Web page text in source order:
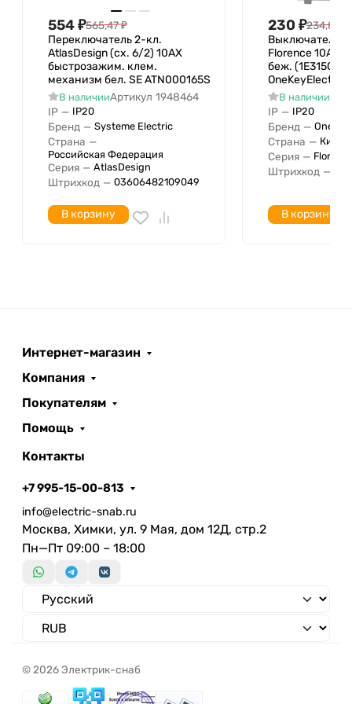
защиты IP
Ширина устройства
Высота устройства
Глубина устройства
40 мм
Беспроводная локальная
сеть
С полем для надписи
Функция подсветки
Количество модулей
Минимальная глубина
554₽565,47₽
Переключатель 2-кл.
AtlasDesign (сх. 6/2) 10AX
быстрозажим. клем.
механизм бел. SE ATN000165S
В наличииАртикул 1948464
IP — IP20
Бренд — Systeme Electric
Страна —
Российская Федерация
Серия — AtlasDesign
Штрихкод — 03606482109049
В корзину
230 ₽234,85
Выключатель
Florence 10А
беж.
OneKeyElectro
В наличии
IP — IP20
Бренд —
Страна — Китай
Серия —
Штрихкод —
В корзину
Интернет-магазин
Компания
Покупателям
Помощь
Контакты
+7 995-15-00-813
info@electric-snab.ru
Москва, Химки, ул. 9 Мая, дом 12Д, стр.2
Пн—Пт 09:00 – 18:00
© 2026 Электрик-снаб